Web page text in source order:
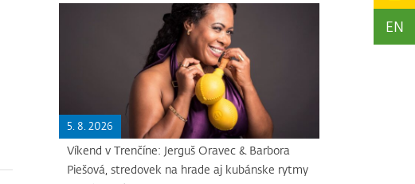
EN
5. 8. 2026
Víkend v Trenčíne: Jerguš Oravec & Barbora
Piešová, stredovek na hrade aj kubánske rytmy